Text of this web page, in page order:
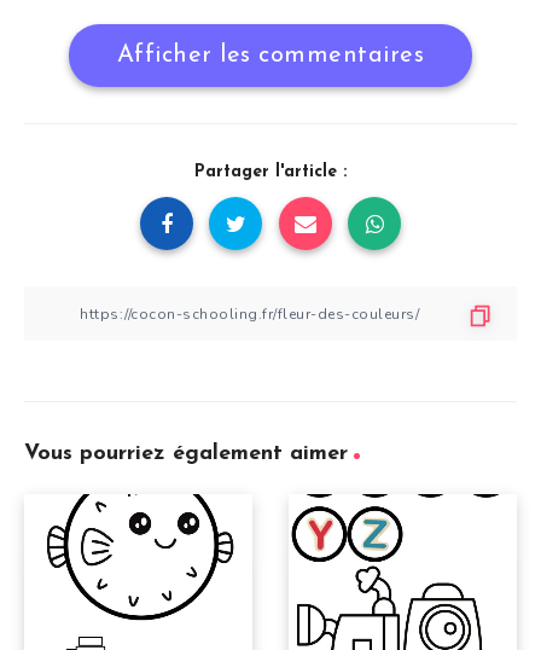
Afficher les commentaires
Partager l'article :
Vous pourriez également aimer